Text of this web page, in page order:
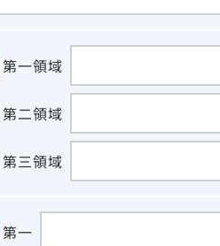
第一領域
第二領域
第三領域
第一